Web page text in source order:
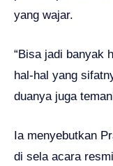
yang wajar.
“Bisa jadi banyak
hal-hal yang
duanya juga
Ia menyebutkan
di sela acara